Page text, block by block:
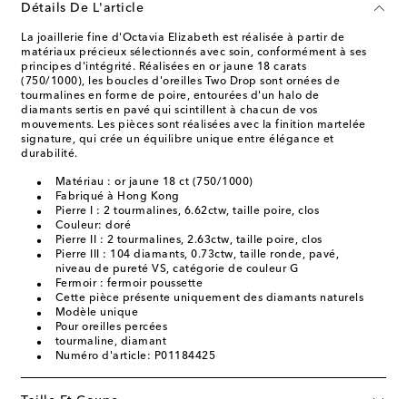
Détails De L'article
La joaillerie fine d'Octavia Elizabeth est réalisée à partir de
matériaux précieux sélectionnés avec soin, conformément à ses
principes d'intégrité. Réalisées en or jaune 18 carats
(750/1000), les boucles d'oreilles Two Drop sont ornées de
tourmalines en forme de poire, entourées d'un halo de
diamants sertis en pavé qui scintillent à chacun de vos
mouvements. Les pièces sont réalisées avec la finition martelée
signature, qui crée un équilibre unique entre élégance et
durabilité.
Matériau : or jaune 18 ct (750/1000)
Fabriqué à Hong Kong
Pierre I : 2 tourmalines, 6.62ctw, taille poire, clos
Couleur: doré
Pierre II : 2 tourmalines, 2.63ctw, taille poire, clos
Pierre III : 104 diamants, 0.73ctw, taille ronde, pavé,
niveau de pureté VS, catégorie de couleur G
Fermoir : fermoir poussette
Cette pièce présente uniquement des diamants naturels
Modèle unique
Pour oreilles percées
tourmaline, diamant
Numéro d'article: P01184425